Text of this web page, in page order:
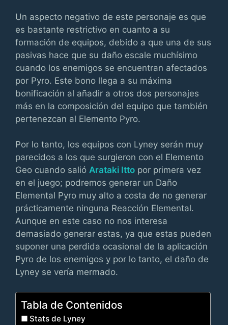
Un aspecto negativo de este personaje es que
es bastante restrictivo en cuanto a su
formación de equipos, debido a que una de sus
pasivas hace que su daño escale muchísimo
cuando los enemigos se encuentran afectados
por Pyro. Este bono llega a su máxima
bonificación al añadir a otros dos personajes
más en la composición del equipo que también
pertenezcan al Elemento Pyro.
Por lo tanto, los equipos con Lyney serán muy
parecidos a los que surgieron con el Elemento
Geo cuando salió Arataki Itto por primera vez
en el juego; podremos generar un Daño
Elemental Pyro muy alto a costa de no generar
prácticamente ninguna Reacción Elemental.
Aunque en este caso no nos interesa
demasiado generar estas, ya que estas pueden
suponer una perdida ocasional de la aplicación
Pyro de los enemigos y por lo tanto, el daño de
Lyney se vería mermado.
Tabla de Contenidos
Stats de Lyney